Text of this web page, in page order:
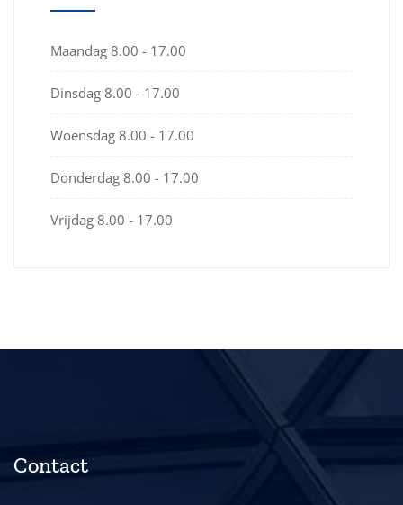
Maandag 8.00 - 17.00
Dinsdag 8.00 - 17.00
Woensdag 8.00 - 17.00
Donderdag 8.00 - 17.00
Vrijdag 8.00 - 17.00
Contact